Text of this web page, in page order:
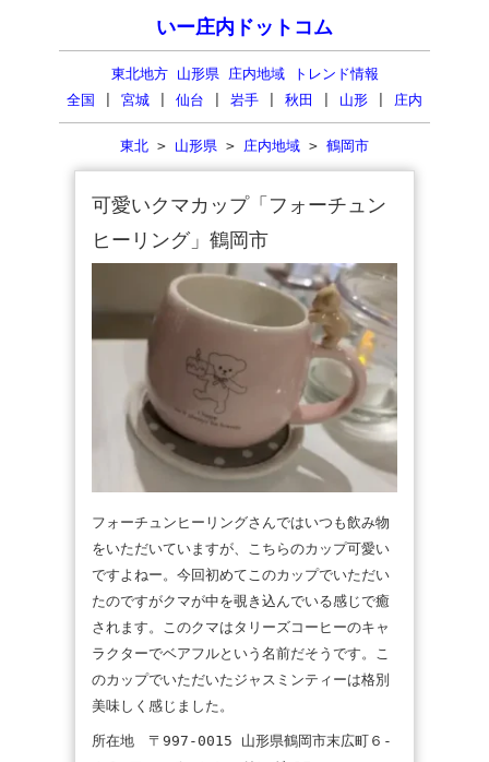
いー庄内ドットコム
東北地方 山形県 庄内地域 トレンド情報
全国
宮城 仙台 岩手 秋田 山形 庄内
東北 > 山形県 > 庄内地域 > 鶴岡市
可愛いクマカップ「フォーチュン
ヒーリング」鶴岡市
フォーチュンヒーリングさんではいつも飲み物
をいただいていますが、こちらのカップ可愛い
ですよねー。今回初めてこのカップでいただい
たのですがクマが中を覗き込んでいる感じで癒
されます。このクマはタリーズコーヒーのキャ
ラクターでベアフルという名前だそうです。こ
のカップでいただいたジャスミンティーは格別
美味しく感じました。
所在地 〒997-0015 山形県鶴岡市末広町６-